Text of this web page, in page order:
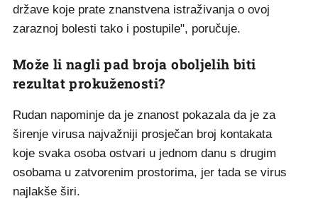
države koje prate znanstvena istraživanja o ovoj
zaraznoj bolesti tako i postupile", poručuje.
Može li nagli pad broja oboljelih biti
rezultat prokuženosti?
Rudan napominje da je znanost pokazala da je za
širenje virusa najvažniji prosječan broj kontakata
koje svaka osoba ostvari u jednom danu s drugim
osobama u zatvorenim prostorima, jer tada se virus
najlakše širi.